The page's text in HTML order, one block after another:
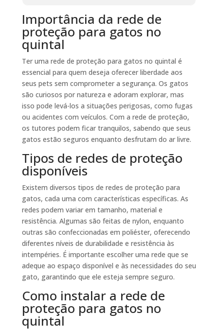
Importância da rede de
proteção para gatos no
quintal
Ter uma rede de proteção para gatos no quintal é
essencial para quem deseja oferecer liberdade aos
seus pets sem comprometer a segurança. Os gatos
são curiosos por natureza e adoram explorar, mas
isso pode levá-los a situações perigosas, como fugas
ou acidentes com veículos. Com a rede de proteção,
os tutores podem ficar tranquilos, sabendo que seus
gatos estão seguros enquanto desfrutam do ar livre.
Tipos de redes de proteção
disponíveis
Existem diversos tipos de redes de proteção para
gatos, cada uma com características específicas. As
redes podem variar em tamanho, material e
resistência. Algumas são feitas de nylon, enquanto
outras são confeccionadas em poliéster, oferecendo
diferentes níveis de durabilidade e resistência às
intempéries. É importante escolher uma rede que se
adeque ao espaço disponível e às necessidades do seu
gato, garantindo que ele esteja sempre seguro.
Como instalar a rede de
proteção para gatos no
quintal